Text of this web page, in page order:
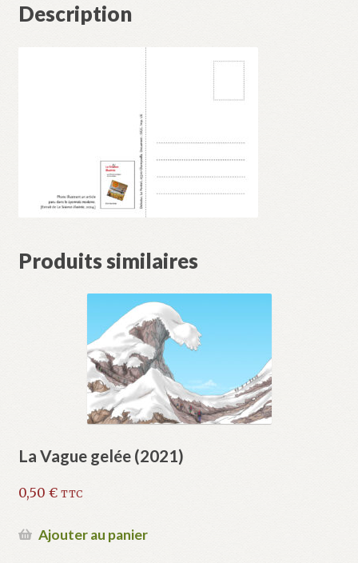
Description
Produits similaires
La Vague gelée (2021)
0,50 € TTC
Ajouter au panier